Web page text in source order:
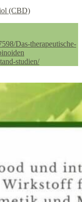
(CBD)
Das-therapeutische-
studien/